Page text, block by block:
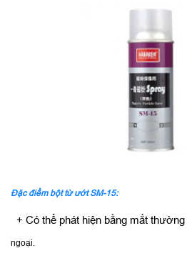
Đặc điểm bột từ ướt SM-15:
+ Có thể phát hiện bằng mắt thường
ngoại.